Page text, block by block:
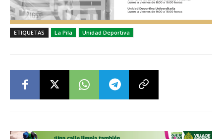
ETIQUETAS La Pila Unidad Deportiva